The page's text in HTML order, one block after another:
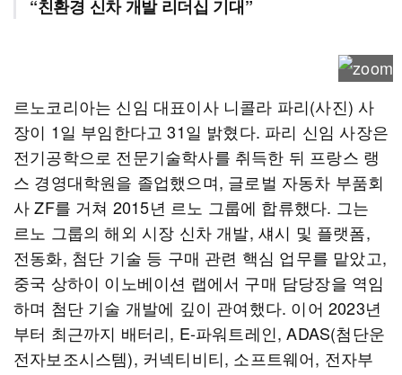
“친환경 신차 개발 리더십 기대”
르노코리아는 신임 대표이사 니콜라 파리(사진) 사
장이 1일 부임한다고 31일 밝혔다. 파리 신임 사장은
전기공학으로 전문기술학사를 취득한 뒤 프랑스 랭
스 경영대학원을 졸업했으며, 글로벌 자동차 부품회
사 ZF를 거쳐 2015년 르노 그룹에 합류했다. 그는
르노 그룹의 해외 시장 신차 개발, 섀시 및 플랫폼,
전동화, 첨단 기술 등 구매 관련 핵심 업무를 맡았고,
중국 상하이 이노베이션 랩에서 구매 담당장을 역임
하며 첨단 기술 개발에 깊이 관여했다. 이어 2023년
부터 최근까지 배터리, E-파워트레인, ADAS(첨단운
전자보조시스템), 커넥티비티, 소프트웨어, 전자부